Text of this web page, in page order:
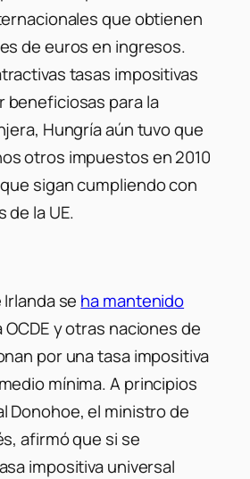
que obtienen
de euros en ingresos.
tasas impositivas
beneficiosas para la
Hungría aún tuvo que
otros impuestos en 2010
sigan cumpliendo con
de la UE.
se ha mantenido
y otras naciones de
por una tasa impositiva
mínima. A principios
Donohoe, el ministro de
afirmó que si se
impositiva universal